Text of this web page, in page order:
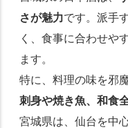
さが魅力です。派手
く、食事に合わせや
ます。
特に、料理の味を邪
刺身や焼き魚、和食
宮城県は、仙台を中